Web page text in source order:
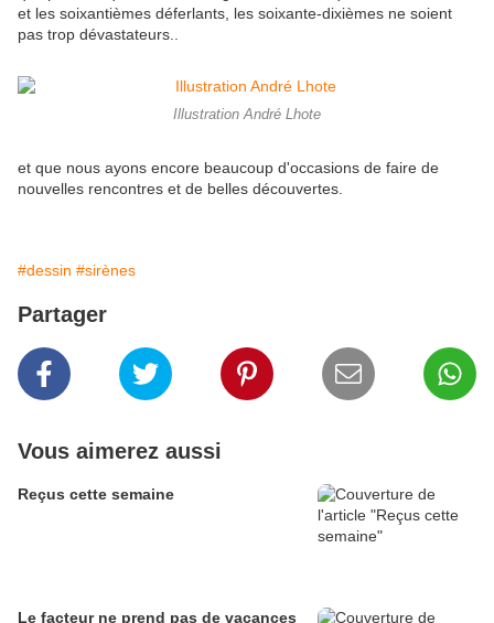
et les soixantièmes déferlants, les soixante-dixièmes ne soient
pas trop dévastateurs..
Illustration André Lhote
et que nous ayons encore beaucoup d'occasions de faire de
nouvelles rencontres et de belles découvertes.
#dessin #sirènes
Partager
Vous aimerez aussi
Reçus cette semaine
Le facteur ne prend pas de vacances